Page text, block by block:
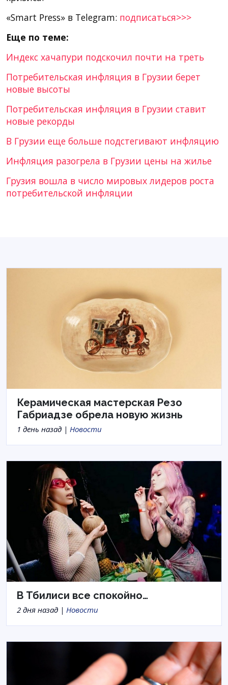
«Smart Press» в Telegram: подписаться>>>
Еще по теме:
Индекс хачапури подскочил почти на треть
Потребительская инфляция в Грузии берет
новые высоты
Потребительская инфляция в Грузии ставит
новые рекорды
В Грузии еще больше подстегивают инфляцию
Инфляция разогрела в Грузии цены на жилье
Грузия вошла в число мировых лидеров роста
потребительской инфляции
Керамическая мастерская Резо
Габриадзе обрела новую жизнь
1 день назад | Новости
В Тбилиси все спокойно…
2 дня назад | Новости